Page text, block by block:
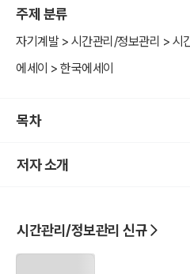
한 사람의 이야기를 담은 책이다.
나보다 더 많은 시간을 가진 당신이,
이 책을 통해 오늘 하루를
주제 분류
자기계발 > 시간관리/정보관리 > 시
에세이 > 한국에세이
목차
저자 소개
시간관리/정보관리 신규